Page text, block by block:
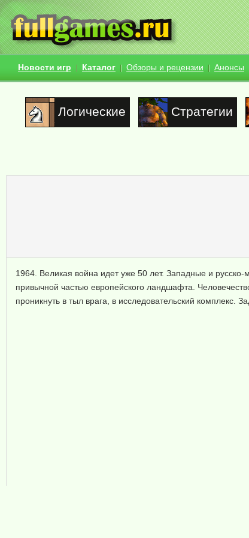
Новости игр Каталог Обзоры и рецензии Анонсы
Логические Стратегии
1964. Великая война идет уже 50 лет. Западные и
привычной частью европейского ландшафта.
проникнуть в тыл врага, в исследовательский комплекс.